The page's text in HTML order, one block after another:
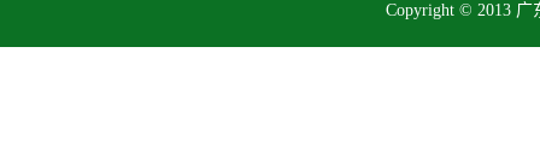
Copyright © 2013 广